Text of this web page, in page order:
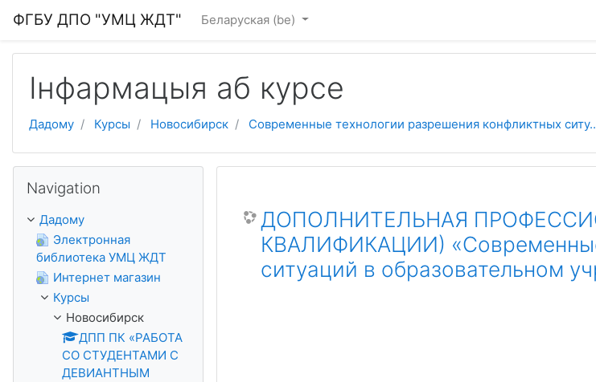
ФГБУ ДПО "УМЦ ЖДТ" Беларуская ‎(be)‎
Інфармацыя аб курсе
Дадому Курсы Новосибирск Современные технологии разрешения конфликтных
ДОПОЛНИТЕЛЬНАЯ
КВАЛИФИКАЦИИ)
ситуаций в образовательном
Navigation
Дадому
Электронная
библиотека УМЦ ЖДТ
Интернет магазин
Курсы
Новосибирск
ДПП ПК «РАБОТА
СО СТУДЕНТАМИ С
ДЕВИАНТНЫМ